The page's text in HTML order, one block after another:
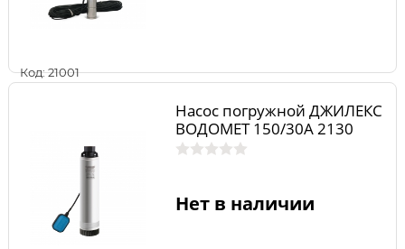
Код: 21001
Насос погружной ДЖИЛЕКС
ВОДОМЕТ 150/30А 2130
Нет в наличии